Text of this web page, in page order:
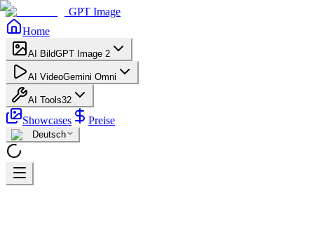
GPT Image
Home
AI BildGPT Image 2
AI VideoGemini Omni
AI Tools32
Showcases Preise
Deutsch